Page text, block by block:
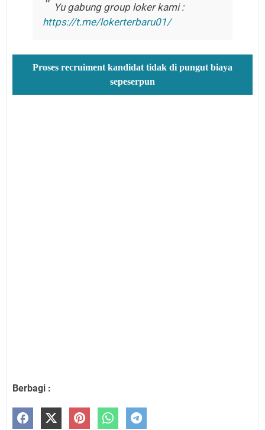
Yu gabung group loker kami :
https://t.me/lokerterbaru01/
Proses recruiment kandidat tidak di pungut biaya
sepeserpun
Berbagi :